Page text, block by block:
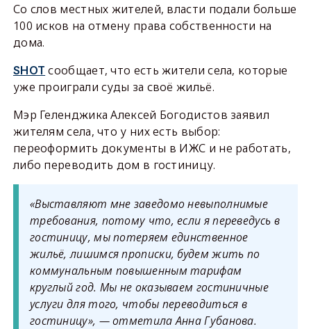
Со слов местных жителей, власти подали больше
100 исков на отмену права собственности на
дома.
SHOT сообщает, что есть жители села, которые
уже проиграли суды за своё жильё.
Мэр Геленджика Алексей Богодистов заявил
жителям села, что у них есть выбор:
переоформить документы в ИЖС и не работать,
либо переводить дом в гостиницу.
«Выставляют мне заведомо невыполнимые
требования, потому что, если я переведусь в
гостиницу, мы потеряем единственное
жильё, лишимся прописки, будем жить по
коммунальным повышенным тарифам
круглый год. Мы не оказываем гостиничные
услуги для того, чтобы переводиться в
гостиницу», — отметила Анна Губанова.